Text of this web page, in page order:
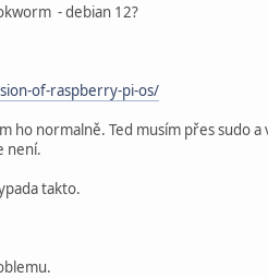
- debian 12?
of-raspberry-pi-os/
normalně. Ted musím přes sudo a
není.
takto.